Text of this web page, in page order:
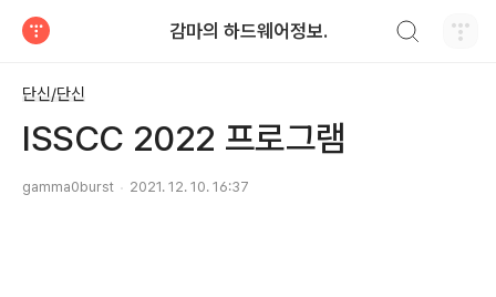
감마의 하드웨어정보.
단신/단신
ISSCC 2022 프로그램
gamma0burst 2021. 12. 10. 16:37